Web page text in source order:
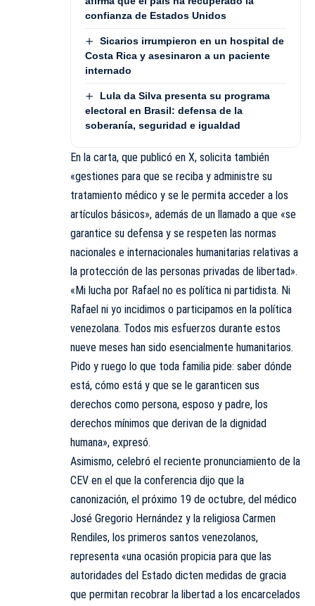
confianza de Estados Unidos
Sicarios irrumpieron en un hospital de
Costa Rica y asesinaron a un paciente
internado
Lula da Silva presenta su programa
electoral en Brasil: defensa de la
soberanía, seguridad e igualdad
En la carta, que publicó en X, solicita también
«gestiones para que se reciba y administre su
tratamiento médico y se le permita acceder a los
artículos básicos», además de un llamado a que «se
garantice su defensa y se respeten las normas
nacionales e internacionales humanitarias relativas a
la protección de las personas privadas de libertad».
«Mi lucha por Rafael no es política ni partidista. Ni
Rafael ni yo incidimos o participamos en la política
venezolana. Todos mis esfuerzos durante estos
nueve meses han sido esencialmente humanitarios.
Pido y ruego lo que toda familia pide: saber dónde
está, cómo está y que se le garanticen sus
derechos como persona, esposo y padre, los
derechos mínimos que derivan de la dignidad
humana», expresó.
Asimismo, celebró el reciente pronunciamiento de la
CEV en el que la conferencia dijo que la
canonización, el próximo 19 de octubre, del médico
José Gregorio Hernández y la religiosa Carmen
Rendiles, los primeros santos venezolanos,
representa «una ocasión propicia para que las
autoridades del Estado dicten medidas de gracia
que permitan recobrar la libertad a los encarcelados